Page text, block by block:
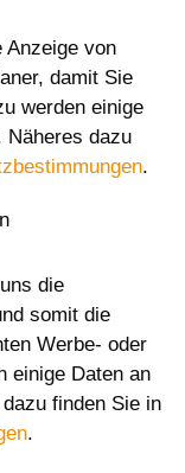
Anzeige von
damit Sie
werden einige
Näheres dazu
.
die
somit die
Werbe- oder
einige Daten an
finden Sie in
.